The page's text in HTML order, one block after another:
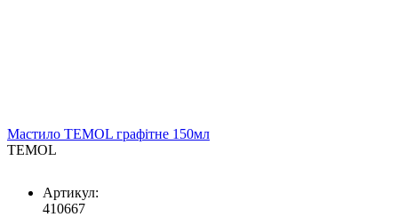
Мастило TEMOL графітне 150мл
TEMOL
Артикул:
410667